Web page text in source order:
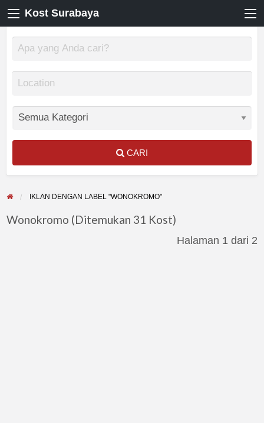
Kost Surabaya
CARI
IKLAN DENGAN LABEL "WONOKROMO"
Wonokromo (Ditemukan 31 Kost)
Halaman 1 dari 2